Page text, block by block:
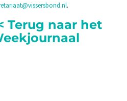
.
Terug naar het